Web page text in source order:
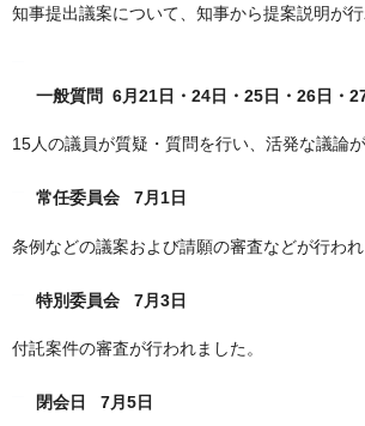
知事提出議案について、知事から提案説明が行
一般質問 6月21日・24日・25日・26日・
15人の議員が質疑・質問を行い、活発な議論が
常任委員会 7月1日
条例などの議案および請願の審査などが行われ
特別委員会 7月3日
付託案件の審査が行われました。
閉会日 7月5日